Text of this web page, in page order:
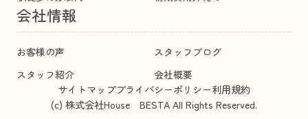
会社情報
お客様の声
スタッフブログ
スタッフ紹介
会社概要
サイトマッププライバシーポリシー利用規約
(c) 株式会社House BESTA All Rights Reserved.